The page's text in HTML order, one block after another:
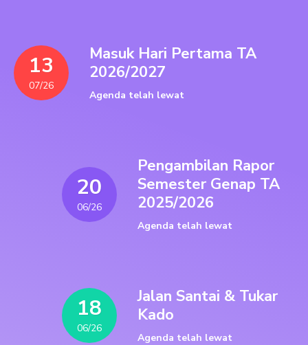
13
07/26
Masuk Hari Pertama TA
2026/2027
Agenda telah lewat
20
06/26
Pengambilan Rapor
Semester Genap TA
2025/2026
Agenda telah lewat
18
06/26
Jalan Santai & Tukar
Kado
Agenda telah lewat